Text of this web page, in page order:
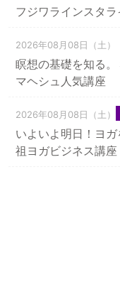
フジワラインスタラ
2026年08月08日（土）
瞑想の基礎を知る
マヘシュ人気講座
2026年08月08日（土）
いよいよ明日！ヨ
祖ヨガビジネス講座